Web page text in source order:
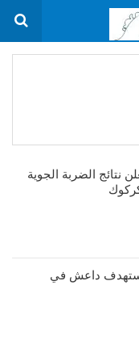
نتائج الضربة الجوية
تستهدف داعش في